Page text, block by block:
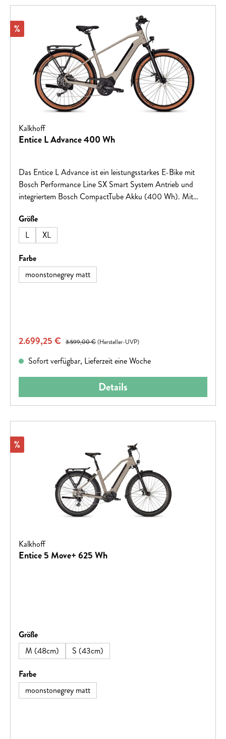
Rabatt
%
Kalkhoff
Entice L Advance 400 Wh
Das Entice L Advance ist ein leistungsstarkes E-Bike mit
Bosch Performance Line SX Smart System Antrieb und
integriertem Bosch CompactTube Akku (400 Wh). Mit
Shimano MT200 Scheibenbremsen bietet es sowohl
Leistung als auch Sicherheit für anspruchsvolle Fahrten.
Ideal für Fahrer, die Wert auf Qualität und Zuverlässigkeit
legen.
Größeauswählen
L
XL
Farbeauswählen
moonstonegrey matt
Verkaufspreis:
2.699,25 € Regulärer Preis:
3.599,00 €(Hersteller-UVP)
Sofort verfügbar, Lieferzeit eine Woche
Details
Rabatt
%
Kalkhoff
Entice 5 Move+ 625 Wh
Größeauswählen
M (48cm)
S (43cm)
Farbeauswählen
moonstonegrey matt